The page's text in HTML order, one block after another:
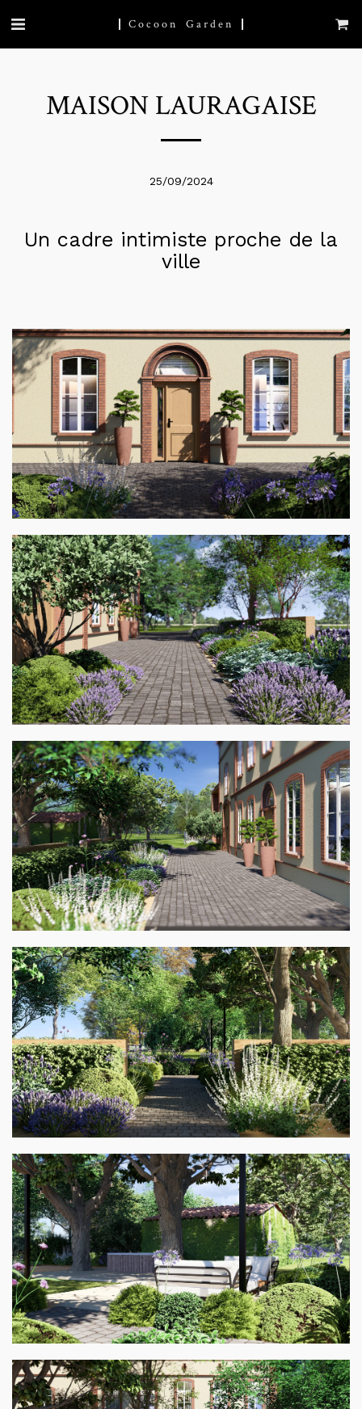
Cocoon Garden
MAISON LAURAGAISE
25/09/2024
Un cadre intimiste proche de la
ville